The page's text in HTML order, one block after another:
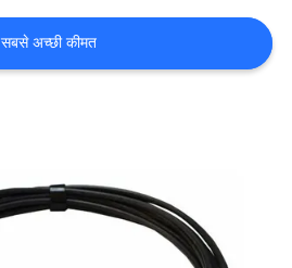
सबसे अच्छी कीमत